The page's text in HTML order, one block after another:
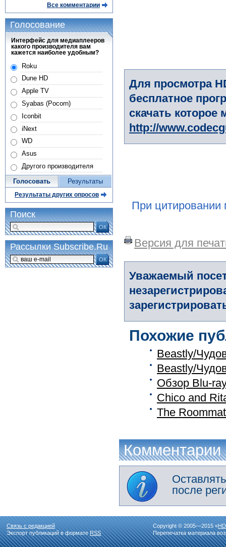
Для просмотра
бесплатное
скачать
http://
При цитировании
Версия для
Уважаемый
Похожие
Beastly/
Beastly/
Обзор Blu-
Chico and
The
Комментарии
после
Все комментарии
Голосование
Интерфейс для медиаплееров
какого производителя вам
кажется наиболее удобным?
Roku
Dune HD
Apple TV
Syabas (Pocorn)
Iconbit
iNext
WD
Asus
Другого производителя
Голосовать Результаты
Результаты других опросов
Поиск
ОК
Рассылки Subscribe.Ru
ОК
Связь с редакцией
Экспорт публикаций в форматеRSS
Copyright © 2005—2015 «
Перепечатка материала